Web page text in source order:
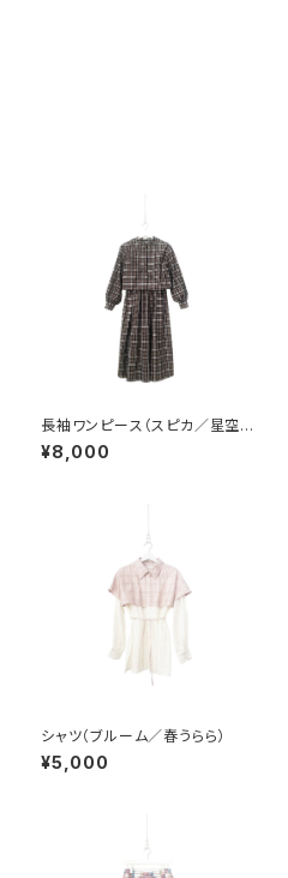
長袖ワンピース（スピカ／星空
散歩）
¥8,000
シャツ（ブルーム／春うらら）
¥5,000